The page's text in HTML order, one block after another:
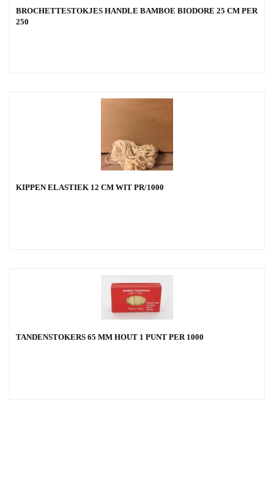
BROCHETTESTOKJES HANDLE BAMBOE BIODORE 25 CM PER
250
KIPPEN ELASTIEK 12 CM WIT PR/1000
TANDENSTOKERS 65 MM HOUT 1 PUNT PER 1000